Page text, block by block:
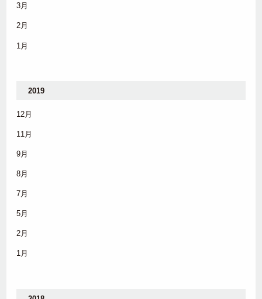
3月
2月
1月
2019
12月
11月
9月
8月
7月
5月
2月
1月